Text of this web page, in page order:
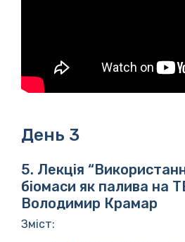
День 3
5. Лекція
біомаси як палива на
Володимир Крамар
Зміст: